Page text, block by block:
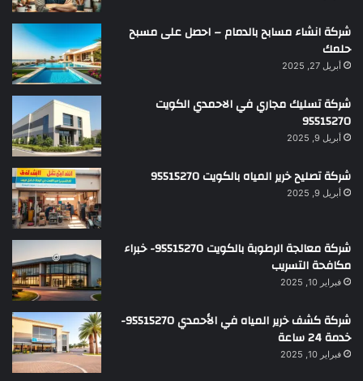
شركة انشاء مسابح بالدمام – احصل على مسبح
حلمك
أبريل 27, 2025
شركة تسليك مجاري في الاحمدي الكويت
95515270
أبريل 9, 2025
شركة تصليح خرير المياه بالكويت 95515270
أبريل 9, 2025
شركة معالجة الرطوبة بالكويت 95515270- خبراء
مكافحة التسريب
فبراير 10, 2025
شركة كشف خرير المياه في الأحمدي 95515270-
خدمة 24 ساعة
فبراير 10, 2025